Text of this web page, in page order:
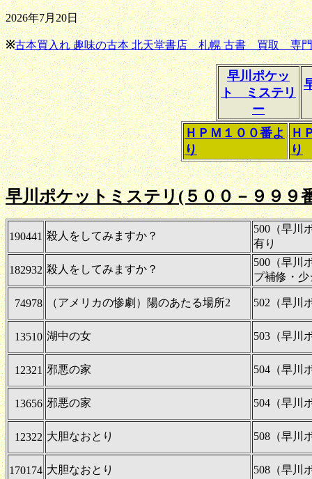
2026年7月20日
※古本買入れ 趣味の古本 北天堂書店 札幌 古書 買取 専門
早川ポケッ
ト ミステリ
ー
ＨＰＭ１００番よ
り
Ｈ
り
早川ポケットミステリ(５００－９９９
190441 殺人をしてみますか？
500（早川
有り
182932 殺人をしてみますか？
500（早川
プ補修・
74978 （アメリカの惨劇）陽のあたる場所2 502（早川
13510 湖中の女 503（早川
12321 邪悪の家 504（早川
13656 邪悪の家 504（早川
12322 大胆なおとり 508（早川
170174 大胆なおとり 508（早川